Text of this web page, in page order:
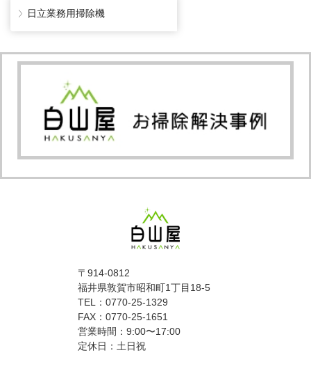
〒914-0812
福井県敦賀市昭和町1丁目18-5
TEL：0770-25-1329
FAX：0770-25-1651
営業時間：9:00〜17:00
定休日：土日祝
日立業務用掃除機